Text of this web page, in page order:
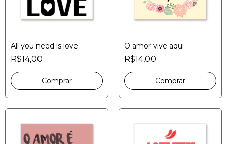
All you need is love
R$14,00
O amor vive aqui
R$14,00